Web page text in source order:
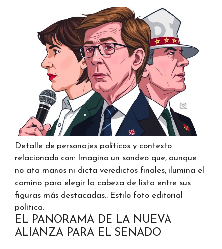
Detalle de personajes políticos y contexto
relacionado con: Imagina un sondeo que, aunque
no ata manos ni dicta veredictos finales, ilumina el
camino para elegir la cabeza de lista entre sus
figuras más destacadas.. Estilo foto editorial
política.
EL PANORAMA DE LA NUEVA
ALIANZA PARA EL SENADO